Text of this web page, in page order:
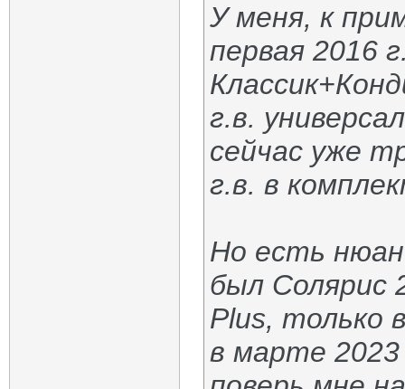
У меня, к
первая 2016
г.в.
сейчас уже
г.в. в
Но есть
был Солярис
Plus, только
в марте